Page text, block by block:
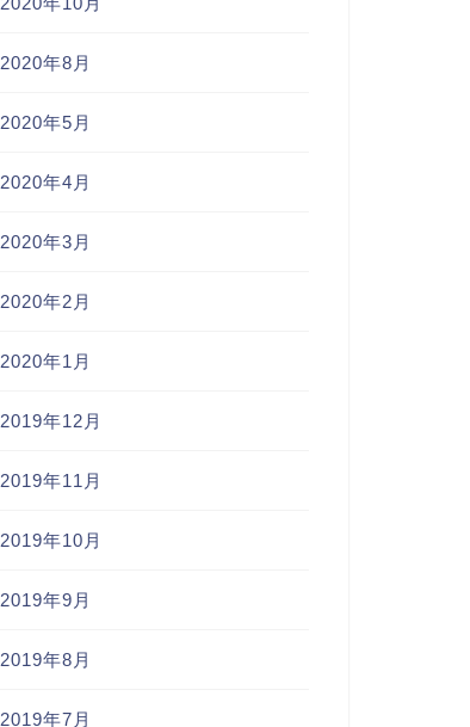
2020年8月
2020年5月
2020年4月
2020年3月
2020年2月
2020年1月
2019年12月
2019年11月
2019年10月
2019年9月
2019年8月
2019年7月